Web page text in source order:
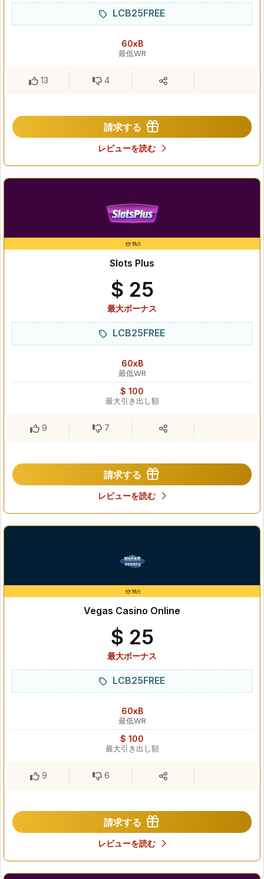
LCB25FREE
60xB
最低WR
13 4
請求する
レビューを読む
独占
Slots Plus
$ 25
最大ボーナス
LCB25FREE
60xB
最低WR
$ 100
最大引き出し額
9 7
請求する
レビューを読む
独占
Vegas Casino Online
$ 25
最大ボーナス
LCB25FREE
60xB
最低WR
$ 100
最大引き出し額
9 6
請求する
レビューを読む